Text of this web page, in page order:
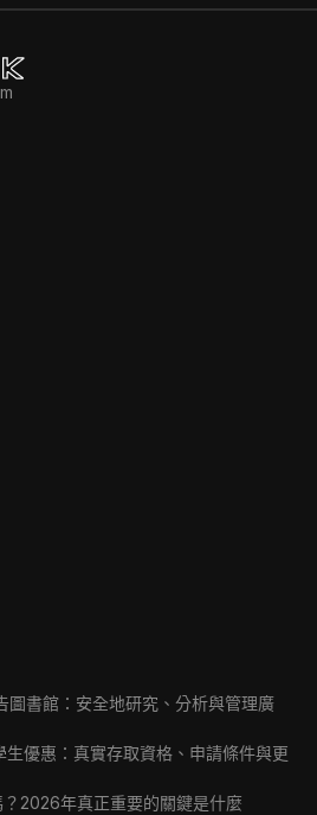
書館：安全地研究、分析與管理廣
優惠：真實存取資格、申請條件與更
2026年真正重要的關鍵是什麼